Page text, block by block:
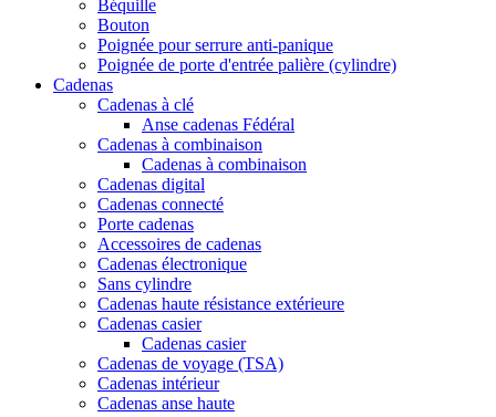
Béquille
Bouton
Poignée pour serrure anti-panique
Poignée de porte d'entrée palière (cylindre)
Cadenas
Cadenas à clé
Anse cadenas Fédéral
Cadenas à combinaison
Cadenas à combinaison
Cadenas digital
Cadenas connecté
Porte cadenas
Accessoires de cadenas
Cadenas électronique
Sans cylindre
Cadenas haute résistance extérieure
Cadenas casier
Cadenas casier
Cadenas de voyage (TSA)
Cadenas intérieur
Cadenas anse haute